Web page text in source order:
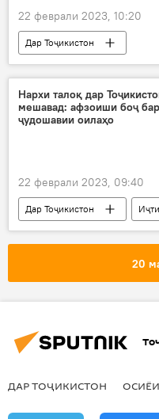
22 феврали 2023, 10:20
Дар Тоҷикистон
Рӯйдод, ҷиноят ва ҳолатҳои
тарма
сел
Нархи талоқ дар
мешавад: афзоиши боҷ
ҷудошавии оилаҳо
22 феврали 2023, 09:40
Дар Тоҷикистон
боҷ
вазир
20
ДАР ТОҶИКИСТОН